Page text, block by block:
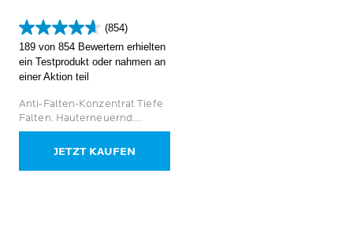
(854)
4.6
von
5
Sternen.
Bewertungen
189 von 854 Bewertern erhielten
ein Testprodukt oder nahmen an
einer Aktion teil
Anti-Falten-Konzentrat Tiefe
Falten. Hauterneuernd.
Hautregenerierend.
JETZT KAUFEN